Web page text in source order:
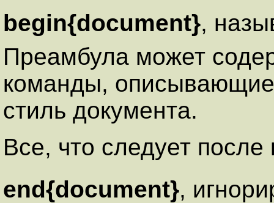
begin{document},
Преамбула может
команды,
стиль документа.
Все, что следует
end{document},